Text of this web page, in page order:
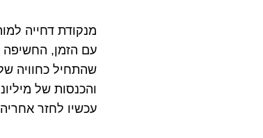
מנקודת דחייה
עם הזמן, החשיפה
שהתחיל כחוויה
והכנסות של
עכשיו לחזר